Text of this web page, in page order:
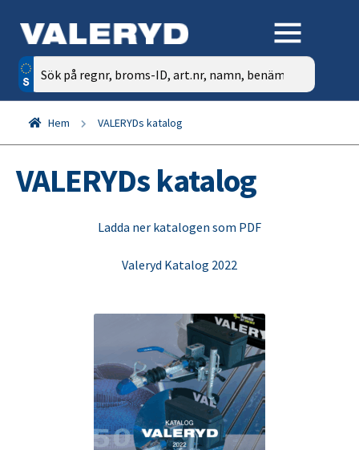
Sök
efter:
Hem VALERYDs katalog
VALERYDs katalog
Ladda ner katalogen som PDF
Valeryd Katalog 2022